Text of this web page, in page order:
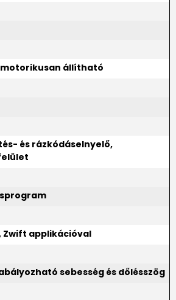
motorikusan állítható
és rázkódáselnyelő,
Zwift applikációval
sebesség és dőlésszög